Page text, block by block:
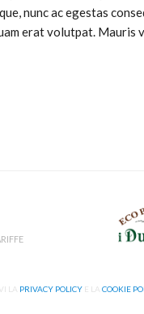
nunc ac egestas
erat volutpat. Mauris
LA PRIVACY POLICY E LA COOKIE